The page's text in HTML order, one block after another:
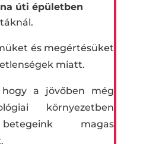
úti épületben
és megértésüket
miatt.
a jövőben még
környezetben
magas